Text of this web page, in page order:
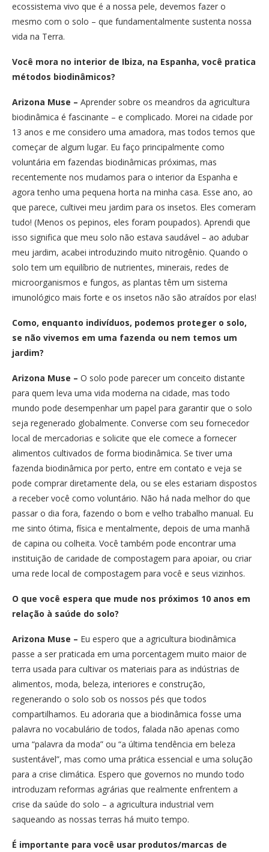
ecossistema vivo que é a nossa pele, devemos fazer o
mesmo com o solo – que fundamentalmente sustenta nossa
vida na Terra.
Você mora no interior de Ibiza, na Espanha, você pratica
métodos biodinâmicos?
Arizona Muse – Aprender sobre os meandros da agricultura
biodinâmica é fascinante – e complicado. Morei na cidade por
13 anos e me considero uma amadora, mas todos temos que
começar de algum lugar. Eu faço principalmente como
voluntária em fazendas biodinâmicas próximas, mas
recentemente nos mudamos para o interior da Espanha e
agora tenho uma pequena horta na minha casa. Esse ano, ao
que parece, cultivei meu jardim para os insetos. Eles comeram
tudo! (Menos os pepinos, eles foram poupados). Aprendi que
isso significa que meu solo não estava saudável – ao adubar
meu jardim, acabei introduzindo muito nitrogênio. Quando o
solo tem um equilíbrio de nutrientes, minerais, redes de
microorganismos e fungos, as plantas têm um sistema
imunológico mais forte e os insetos não são atraídos por elas!
Como, enquanto indivíduos, podemos proteger o solo,
se não vivemos em uma fazenda ou nem temos um
jardim?
Arizona Muse – O solo pode parecer um conceito distante
para quem leva uma vida moderna na cidade, mas todo
mundo pode desempenhar um papel para garantir que o solo
seja regenerado globalmente. Converse com seu fornecedor
local de mercadorias e solicite que ele comece a fornecer
alimentos cultivados de forma biodinâmica. Se tiver uma
fazenda biodinâmica por perto, entre em contato e veja se
pode comprar diretamente dela, ou se eles estariam dispostos
a receber você como voluntário. Não há nada melhor do que
passar o dia fora, fazendo o bom e velho trabalho manual. Eu
me sinto ótima, física e mentalmente, depois de uma manhã
de capina ou colheita. Você também pode encontrar uma
instituição de caridade de compostagem para apoiar, ou criar
uma rede local de compostagem para você e seus vizinhos.
O que você espera que mude nos próximos 10 anos em
relação à saúde do solo?
Arizona Muse – Eu espero que a agricultura biodinâmica
passe a ser praticada em uma porcentagem muito maior de
terra usada para cultivar os materiais para as indústrias de
alimentos, moda, beleza, interiores e construção,
regenerando o solo sob os nossos pés que todos
compartilhamos. Eu adoraria que a biodinâmica fosse uma
palavra no vocabulário de todos, falada não apenas como
uma “palavra da moda” ou “a última tendência em beleza
sustentável”, mas como uma prática essencial e uma solução
para a crise climática. Espero que governos no mundo todo
introduzam reformas agrárias que realmente enfrentem a
crise da saúde do solo – a agricultura industrial vem
saqueando as nossas terras há muito tempo.
É importante para você usar produtos/marcas de